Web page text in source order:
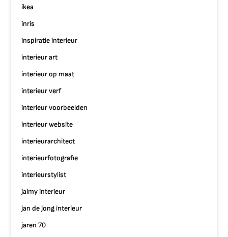
ikea
inris
inspiratie interieur
interieur art
interieur op maat
interieur verf
interieur voorbeelden
interieur website
interieurarchitect
interieurfotografie
interieurstylist
jaimy interieur
jan de jong interieur
jaren 70